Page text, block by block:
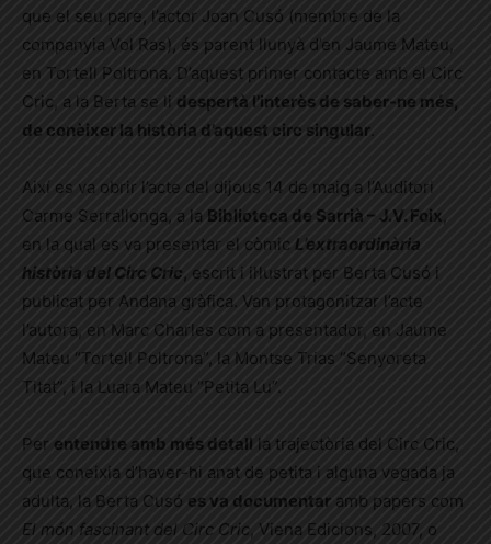
que el seu pare, l’actor Joan Cusó (membre de la
companyia Vol Ras), és parent llunyà d’en Jaume Mateu,
en Tortell Poltrona. D’aquest primer contacte amb el Circ
Cric, a la Berta se li despertà l’interès de saber-ne més,
de conèixer la història d’aquest circ singular.
Així es va obrir l’acte del dijous 14 de maig a l’Auditori
Carme Serrallonga, a la Biblioteca de Sarrià – J.V. Foix
en la qual es va presentar el còmic L’extraordinària
història del Circ Cric, escrit i il·lustrat per Berta Cusó i
publicat per Andana gràfica. Van protagonitzar l’acte
l’autora, en Marc Charles com a presentador, en Jaume
Mateu “Tortell Poltrona”, la Montse Trias “Senyoreta
Titat”, i la Luara Mateu “Petita Lu”.
Per entendre amb més detall la trajectòria del Circ Cric,
que coneixia d’haver-hi anat de petita i alguna vegada ja
adulta, la Berta Cusó es va documentar amb papers com
El món fascinant del Circ Cric , Viena Edicions, 2007, o